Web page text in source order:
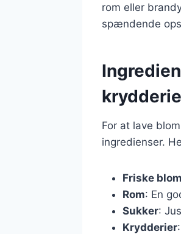
rom eller
spændende
For at lave
ingredienser.
Friske
Rom: En
Sukker:
Krydderier